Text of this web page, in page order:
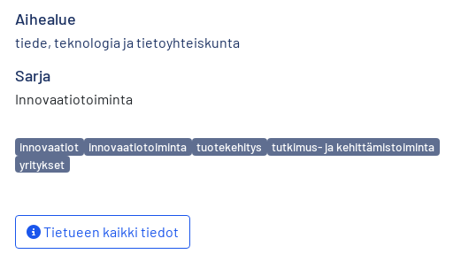
Aihealue
tiede, teknologia ja tietoyhteiskunta
Sarja
Innovaatiotoiminta
Avainsanat
innovaatiot innovaatiotoiminta tuotekehitys
tutkimus- ja kehittämistoiminta
yritykset
Tietueen kaikki tiedot